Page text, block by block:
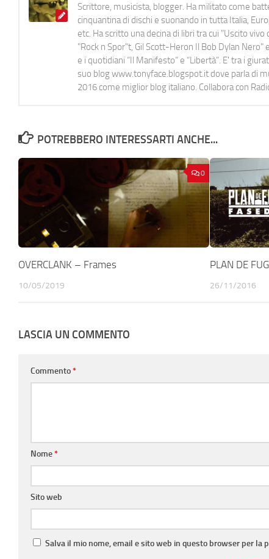
Scrittore, musicista, blogger. Ha militato come
cinquantina di dischi e suonando in tutta Italia,
etc. Ha scritto una decina di libri tra cui "Uscito
"Rock n Spor"t, Gil Scott-Heron Il Bob Dylan Nero"
e i quotidiani “Il Manifesto” e “Libertà”. E' tra i
suo blog www.tonyface.blogspot.it dove parla di
2016 come miglior blog italiano. Collabora con
POTREBBERO INTERESSARTI ANCHE...
0
OVERCLANK – Frames
10/05/2019
PLAN DE
26/11/2016
LASCIA UN COMMENTO
Commento*
Nome*
Sito web
Salva il mio nome, email e sito web in questo browser per la